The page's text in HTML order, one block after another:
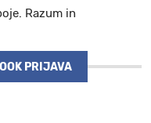
Razum in
PRIJAVA